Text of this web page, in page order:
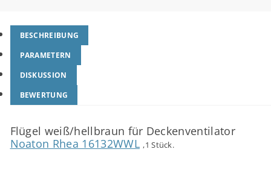
BESCHREIBUNG
PARAMETERN
DISKUSSION
BEWERTUNG
Flügel weiß/hellbraun für Deckenventilator
Noaton Rhea 16132WWL ,1 Stück.